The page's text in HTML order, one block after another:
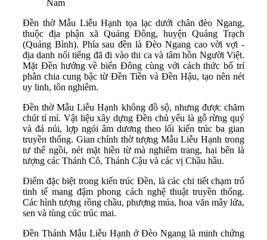
Nam
Đền thờ Mẫu Liễu Hạnh tọa lạc dưới chân đèo Ngang,
thuộc địa phận xã Quảng Đông, huyện Quảng Trạch
(Quảng Bình). Phía sau đền là Đèo Ngang cao vời vợi -
địa danh nổi tiếng đã đi vào thi ca và tâm hồn Người Việt.
Mặt Đền hướng về biển Đông cùng với cách thức bố trí
phân chia cung bậc từ Đền Tiền và Đền Hậu, tạo nên nét
uy linh, tôn nghiêm.
Đền thờ Mẫu Liễu Hạnh không đồ sộ, nhưng được chăm
chút tỉ mỉ. Vật liệu xây dựng Đền chủ yếu là gỗ rừng quý
và đá núi, lợp ngói âm dương theo lối kiến trúc ba gian
truyền thống. Gian chính thờ tượng Mẫu Liễu Hạnh trong
tư thế ngồi, nét mặt hiền từ mà nghiêm trang, hai bên là
tượng các Thánh Cô, Thánh Cậu và các vị Chầu hầu.
Điểm đặc biệt trong kiến trúc Đền, là các chi tiết chạm trổ
tinh tế mang đậm phong cách nghệ thuật truyền thống.
Các hình tượng rồng chầu, phượng múa, hoa văn mây lửa,
sen và tùng cúc trúc mai.
Đền Thánh Mẫu Liễu Hạnh ở Đèo Ngang là minh chứng